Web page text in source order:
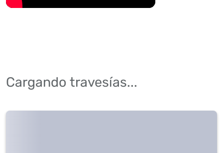
Cargando travesías...